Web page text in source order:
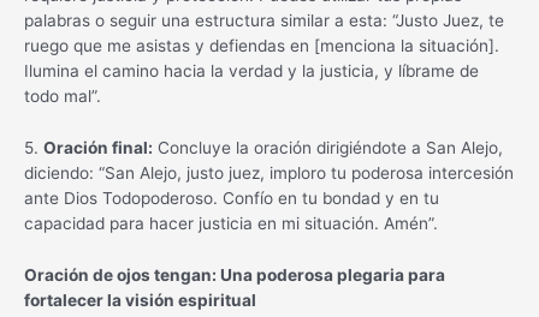
palabras o seguir una estructura similar a esta: “Justo Juez, te
ruego que me asistas y defiendas en [menciona la situación].
Ilumina el camino hacia la verdad y la justicia, y líbrame de
todo mal”.
5. Oración final: Concluye la oración dirigiéndote a San Alejo,
diciendo: “San Alejo, justo juez, imploro tu poderosa intercesión
ante Dios Todopoderoso. Confío en tu bondad y en tu
capacidad para hacer justicia en mi situación. Amén”.
Oración de ojos tengan: Una poderosa plegaria para
fortalecer la visión espiritual